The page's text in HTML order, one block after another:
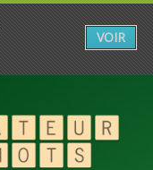
VOIR